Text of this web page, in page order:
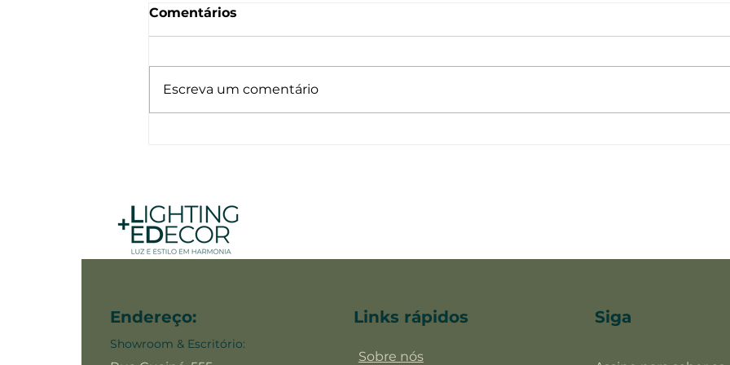
Marmorin E-Brezza
Comentários
Escreva um comentário
Endereço:
Showroom & Escritório:
Links rápidos
Sobre nós
Siga